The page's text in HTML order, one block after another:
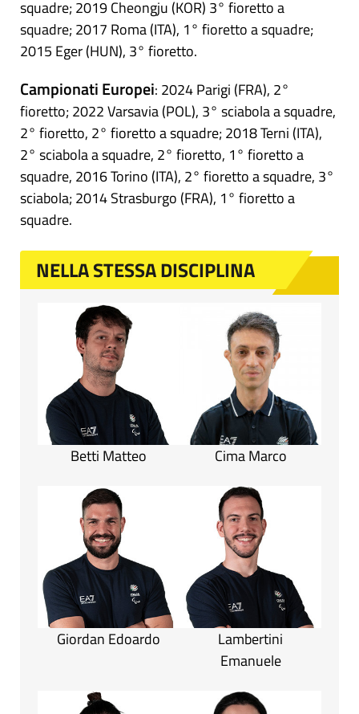
squadre; 2019 Cheongju (KOR) 3° fioretto a
squadre; 2017 Roma (ITA), 1° fioretto a squadre;
2015 Eger (HUN), 3° fioretto.
Campionati Europei: 2024 Parigi (FRA), 2°
fioretto; 2022 Varsavia (POL), 3° sciabola a squadre,
2° fioretto, 2° fioretto a squadre; 2018 Terni (ITA),
2° sciabola a squadre, 2° fioretto, 1° fioretto a
squadre, 2016 Torino (ITA), 2° fioretto a squadre, 3°
sciabola; 2014 Strasburgo (FRA), 1° fioretto a
squadre.
NELLA STESSA DISCIPLINA
Betti Matteo Cima Marco
Giordan Edoardo
Lambertini
Emanuele